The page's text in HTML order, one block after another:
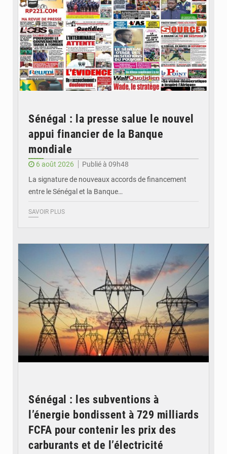
Sénégal : la presse salue le nouvel
appui financier de la Banque
mondiale
6 août 2026
Publié à 09h48
La signature de nouveaux accords de financement
entre le Sénégal et la Banque…
SAVOIR PLUS
Sénégal : les subventions à
l’énergie bondissent à 729 milliards
FCFA pour contenir les prix des
carburants et de l’électricité